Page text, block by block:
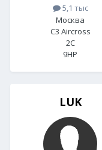
5,1 тыс
Москва
C3 Aircross
2C
9HP
LUK